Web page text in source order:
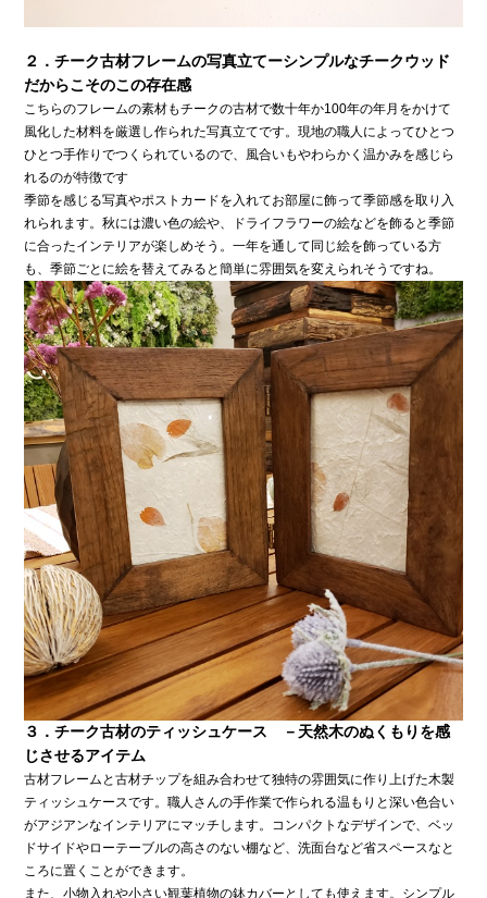
２．チーク古材フレームの写真立てーシンプルなチークウッド
だからこそのこの存在感
こちらのフレームの素材もチークの古材で数十年か100年の年月をかけて
風化した材料を厳選し作られた写真立てです。現地の職人によってひとつ
ひとつ手作りでつくられているので、風合いもやわらかく温かみを感じら
れるのが特徴です
季節を感じる写真やポストカードを入れてお部屋に飾って季節感を取り入
れられます。秋には濃い色の絵や、ドライフラワーの絵などを飾ると季節
に合ったインテリアが楽しめそう。一年を通して同じ絵を飾っている方
も、季節ごとに絵を替えてみると簡単に雰囲気を変えられそうですね。
３．チーク古材のティッシュケース －天然木のぬくもりを感
じさせるアイテム
古材フレームと古材チップを組み合わせて独特の雰囲気に作り上げた木製
ティッシュケースです。職人さんの手作業で作られる温もりと深い色合い
がアジアンなインテリアにマッチします。コンパクトなデザインで、ベッ
ドサイドやローテーブルの高さのない棚など、洗面台など省スペースなと
ころに置くことができます。
また、小物入れや小さい観葉植物の鉢カバーとしても使えます。シンプル